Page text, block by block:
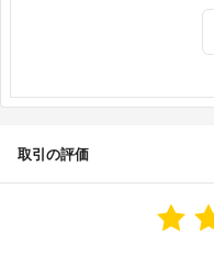
取引の評価